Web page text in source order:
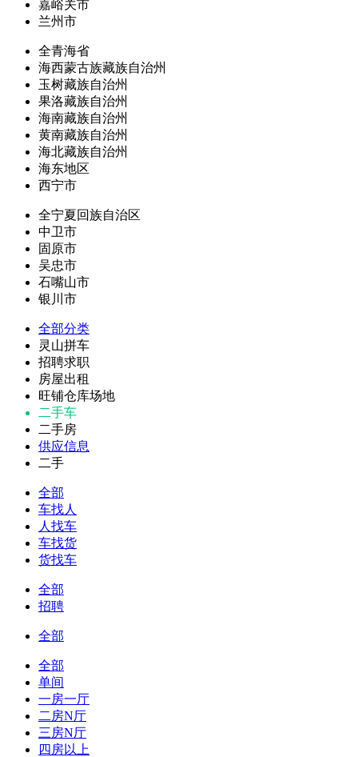
嘉峪关市
兰州市
全青海省
海西蒙古族藏族自治州
玉树藏族自治州
果洛藏族自治州
海南藏族自治州
黄南藏族自治州
海北藏族自治州
海东地区
西宁市
全宁夏回族自治区
中卫市
固原市
吴忠市
石嘴山市
银川市
全部分类
灵山拼车
招聘求职
房屋出租
旺铺仓库场地
二手车
二手房
供应信息
二手
全部
车找人
人找车
车找货
货找车
全部
招聘
全部
全部
单间
一房一厅
二房N厅
三房N厅
四房以上